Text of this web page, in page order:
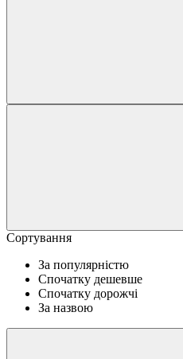
Сортування
За популярністю
Спочатку дешевше
Спочатку дорожчі
За назвою